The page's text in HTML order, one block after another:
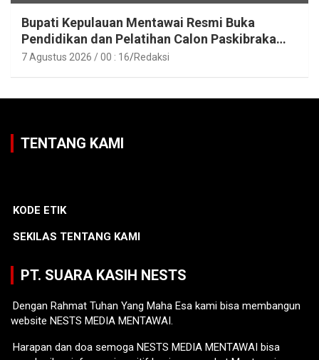
Bupati Kepulauan Mentawai Resmi Buka
Pendidikan dan Pelatihan Calon Paskibraka
Tahun 2026
7 Agustus 2026 / 00 : 16 Redaksi
TENTANG KAMI
KODE ETIK
SEKILAS TENTANG KAMI
PT. SUARA KASIH NESTS
Dengan Rahmat Tuhan Yang Maha Esa kami bisa membangun
website NESTS MEDIA MENTAWAI.
Harapan dan doa semoga NESTS MEDIA MENTAWAI bisa